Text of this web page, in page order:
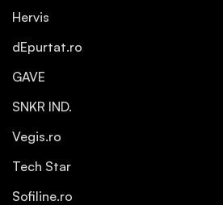
Hervis
dEpurtat.ro
GAVE
SNKR IND.
Vegis.ro
Tech Star
Sofiline.ro